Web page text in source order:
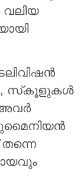
വലിയ
സ്‌കൂളുകൾ
അവർ